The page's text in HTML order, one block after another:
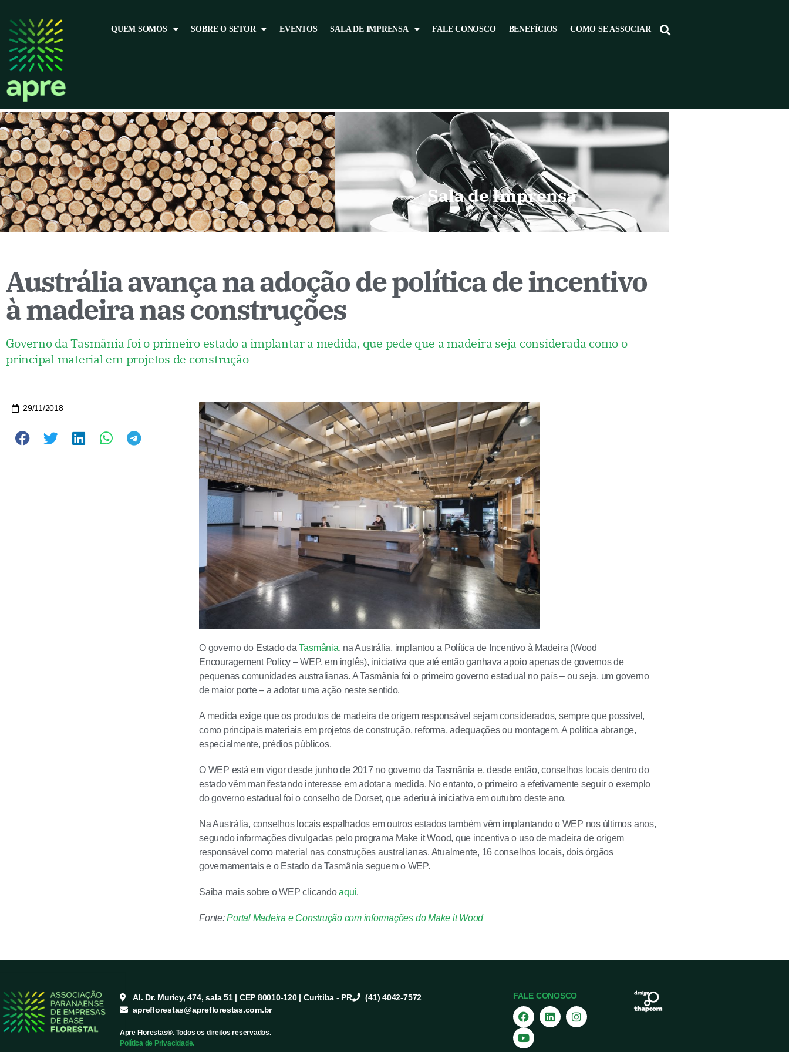
QUEM SOMOS SOBRE O SETOR EVENTOS SALA DE IMPRENSA FALE CONOSCO BENEFÍCIOS COMO SE ASSOCIAR
Sala de Imprensa
Austrália avança na adoção de política de incentivo
à madeira nas construções
Governo da Tasmânia foi o primeiro estado a implantar a medida, que pede que a madeira seja considerada como o
principal material em projetos de construção
29/11/2018
O governo do Estado daTasmânia, na Austrália, implantou a Política de Incentivo à Madeira (Wood
Encouragement Policy – WEP, em inglês), iniciativa que até então ganhava apoio apenas de governos de
pequenas comunidades australianas. A Tasmânia foi o primeiro governo estadual no país – ou seja, um governo
de maior porte – a adotar uma ação neste sentido.
A medida exige que os produtos de madeira de origem responsável sejam considerados, sempre que possível,
como principais materiais em projetos de construção, reforma, adequações ou montagem. A política abrange,
especialmente, prédios públicos.
O WEP está em vigor desde junho de 2017 no governo da Tasmânia e, desde então, conselhos locais dentro do
estado vêm manifestando interesse em adotar a medida. No entanto, o primeiro a efetivamente seguir o exemplo
do governo estadual foi o conselho de Dorset, que aderiu à iniciativa em outubro deste ano.
Na Austrália, conselhos locais espalhados em outros estados também vêm implantando o WEP nos últimos anos,
segundo informações divulgadas pelo programa Make it Wood, que incentiva o uso de madeira de origem
responsável como material nas construções australianas. Atualmente, 16 conselhos locais, dois órgãos
governamentais e o Estado da Tasmânia seguem o WEP.
Saiba mais sobre o WEP clicandoaqui.
Fonte:Portal Madeira e Construção com informações do Make it Wood
Al. Dr. Muricy, 474, sala 51 | CEP 80010-120 | Curitiba - PR
(41) 4042-7572
apreflorestas@apreflorestas.com.br
Apre Florestas®. Todos os direitos reservados.
Política de Privacidade.
FALE CONOSCO